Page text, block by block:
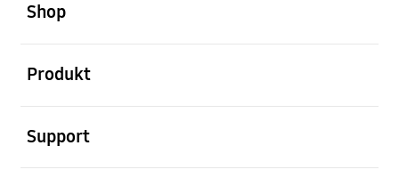
Shop
Produkt
Support